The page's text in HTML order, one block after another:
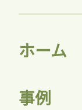
ホーム
事例